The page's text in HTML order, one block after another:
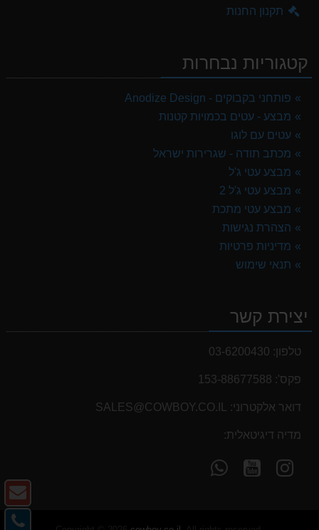
תקנון החנות
קטגוריות נבחרות
פותחני בקבוקים - Anodize Design
מבצע - עטים בכמויות קטנות
עטים עם לוגו
מכתב תודה - שגרירות ישראל
מבצע עטי ג'ל
מבצע עטי ג'ל 2
מבצע עטי מתכת
הצהרת נגישות
מדיניות פרטיות
תנאי שימוש
יצירת קשר
טלפון: 03-6200430
פקס': 153-88677588
דואר אלקטרוני: SALES@COWBOY.CO.IL
מדיה דיגיטאלית:
עקוב
אחרינו
עקוב
אחרינו